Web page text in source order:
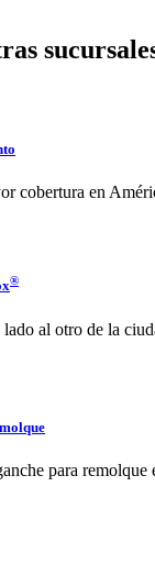
cobertura en
®
lado al otro de la
para